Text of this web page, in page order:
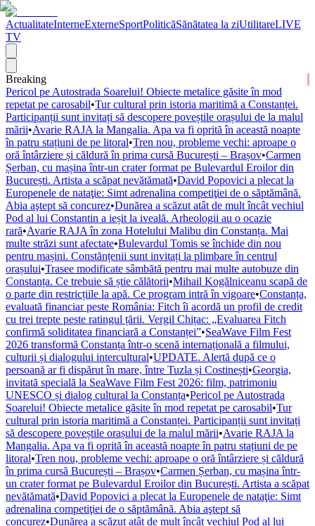
ActualitateInterneExterneSportPoliticăSănătatea la ziUtilitareLIVE
TV
Breaking
Pericol pe Autostrada Soarelui! Obiecte metalice găsite în mod
repetat pe carosabil•Tur cultural prin istoria maritimă a Constanței.
Participanții sunt invitați să descopere poveștile orașului de la malul
mării•Avarie RAJA la Mangalia. Apa va fi oprită în această noapte
în patru stațiuni de pe litoral•Tren nou, probleme vechi: aproape o
oră întârziere și căldură în prima cursă București – Brașov•Carmen
Șerban, cu mașina într-un crater format pe Bulevardul Eroilor din
București. Artista a scăpat nevătămată•David Popovici a plecat la
Europenele de nataţie: Simt adrenalina competiţiei de o săptămână.
Abia aştept să concurez•Dunărea a scăzut atât de mult încât vechiul
Pod al lui Constantin a ieșit la iveală. Arheologii au o ocazie
rară•Avarie RAJA în zona Hotelului Malibu din Constanța. Mai
multe străzi sunt afectate•Bulevardul Tomis se închide din nou
pentru mașini. Constănțenii sunt invitați la plimbare în centrul
orașului•Trasee modificate sâmbătă pentru mai multe autobuze din
Constanța. Ce trebuie să știe călătorii•Mihail Kogălniceanu scapă de
o parte din restricțiile la apă. Ce program intră în vigoare•Constanța,
evaluată financiar peste România: Fitch îi acordă un profil de credit
cu trei trepte peste ratingul țării. Vergil Chițac: „Evaluarea Fitch
confirmă soliditatea financiară a Constanței”•SeaWave Film Fest
2026 transformă Constanța într-o scenă internațională a filmului,
culturii și dialogului intercultural•UPDATE. Alertă după ce o
persoană ar fi dispărut în mare, între Tuzla și Costinești•Georgia,
invitată specială la SeaWave Film Fest 2026: film, patrimoniu
UNESCO și dialog cultural la Constanța•Pericol pe Autostrada
Soarelui! Obiecte metalice găsite în mod repetat pe carosabil•Tur
cultural prin istoria maritimă a Constanței. Participanții sunt invitați
să descopere poveștile orașului de la malul mării•Avarie RAJA la
Mangalia. Apa va fi oprită în această noapte în patru stațiuni de pe
litoral•Tren nou, probleme vechi: aproape o oră întârziere și căldură
în prima cursă București – Brașov•Carmen Șerban, cu mașina într-
un crater format pe Bulevardul Eroilor din București. Artista a scăpat
nevătămată•David Popovici a plecat la Europenele de nataţie: Simt
adrenalina competiţiei de o săptămână. Abia aştept să
concurez•Dunărea a scăzut atât de mult încât vechiul Pod al lui